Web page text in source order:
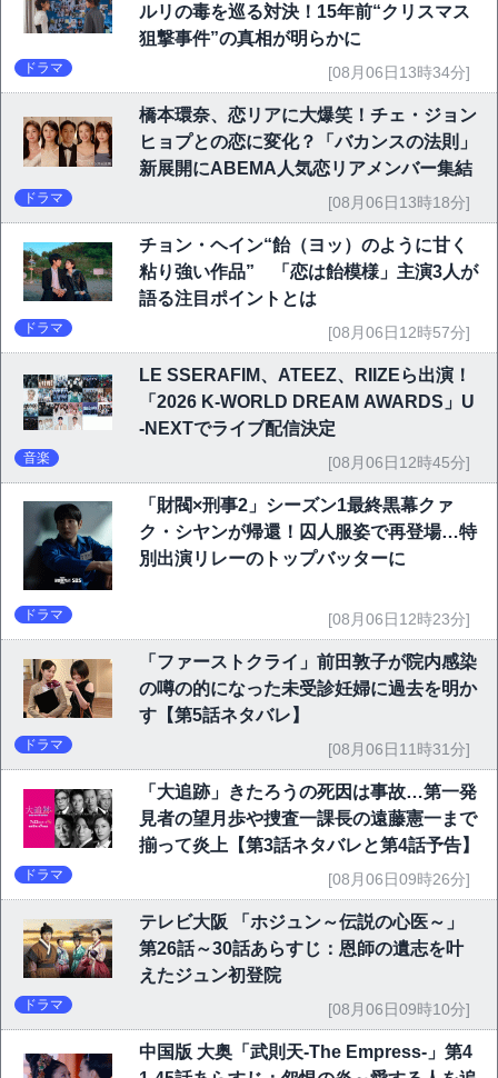
ルリの毒を巡る対決！15年前“クリスマス
狙撃事件”の真相が明らかに
ドラマ [08月06日13時34分]
橋本環奈、恋リアに大爆笑！チェ・ジョン
ヒョプとの恋に変化？「バカンスの法則」
新展開にABEMA人気恋リアメンバー集結
ドラマ [08月06日13時18分]
チョン・ヘイン“飴（ヨッ）のように甘く
粘り強い作品” 「恋は飴模様」主演3人が
語る注目ポイントとは
ドラマ [08月06日12時57分]
LE SSERAFIM、ATEEZ、RIIZEら出演！
「2026 K-WORLD DREAM AWARDS」U
-NEXTでライブ配信決定
音楽 [08月06日12時45分]
「財閥×刑事2」シーズン1最終黒幕クァ
ク・シヤンが帰還！囚人服姿で再登場…特
別出演リレーのトップバッターに
ドラマ [08月06日12時23分]
「ファーストクライ」前田敦子が院内感染
の噂の的になった未受診妊婦に過去を明か
す【第5話ネタバレ】
ドラマ [08月06日11時31分]
「大追跡」きたろうの死因は事故…第一発
見者の望月歩や捜査一課長の遠藤憲一まで
揃って炎上【第3話ネタバレと第4話予告】
ドラマ [08月06日09時26分]
テレビ大阪 「ホジュン～伝説の心医～」
第26話～30話あらすじ：恩師の遺志を叶
えたジュン初登院
ドラマ [08月06日09時10分]
中国版 大奥「武則天-The Empress-」第4